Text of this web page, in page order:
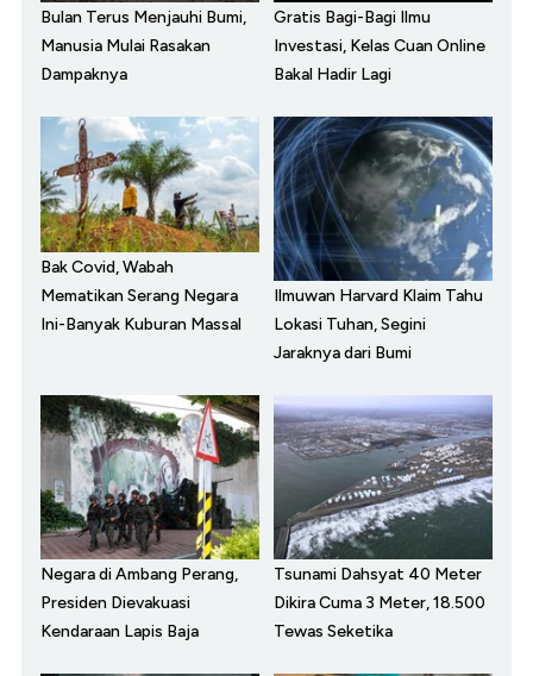
Bulan Terus Menjauhi Bumi,
Manusia Mulai Rasakan
Dampaknya
Gratis Bagi-Bagi Ilmu
Investasi, Kelas Cuan Online
Bakal Hadir Lagi
Bak Covid, Wabah
Mematikan Serang Negara
Ini-Banyak Kuburan Massal
Ilmuwan Harvard Klaim Tahu
Lokasi Tuhan, Segini
Jaraknya dari Bumi
Negara di Ambang Perang,
Presiden Dievakuasi
Kendaraan Lapis Baja
Tsunami Dahsyat 40 Meter
Dikira Cuma 3 Meter, 18.500
Tewas Seketika